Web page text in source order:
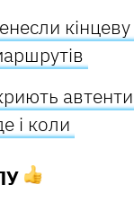
і коли